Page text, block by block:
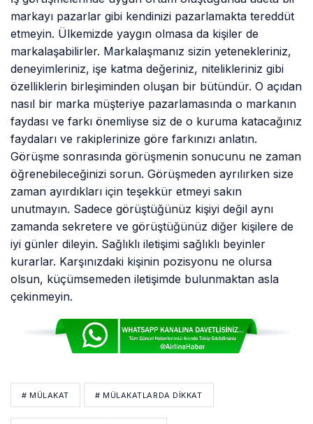
markayı pazarlar gibi kendinizi pazarlamakta tereddüt
etmeyin. Ülkemizde yaygın olmasa da kişiler de
markalaşabilirler. Markalaşmanız sizin yetenekleriniz,
deneyimleriniz, işe katma değeriniz, nitelikleriniz gibi
özelliklerin birleşiminden oluşan bir bütündür. O açıdan
nasıl bir marka müşteriye pazarlamasında o markanın
faydası ve farkı önemliyse siz de o kuruma katacağınız
faydaları ve rakiplerinize göre farkınızı anlatın.
Görüşme sonrasında görüşmenin sonucunu ne zaman
öğrenebileceğinizi sorun. Görüşmeden ayrılırken size
zaman ayırdıkları için teşekkür etmeyi sakın
unutmayın. Sadece görüştüğünüz kişiyi değil aynı
zamanda sekretere ve görüştüğünüz diğer kişilere de
iyi günler dileyin. Sağlıklı iletişimi sağlıklı beyinler
kurarlar. Karşınızdaki kişinin pozisyonu ne olursa
olsun, küçümsemeden iletişimde bulunmaktan asla
çekinmeyin.
# MÜLAKAT # MÜLAKATLARDA DIKKAT